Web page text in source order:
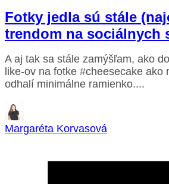
Fotky jedla sú stále
trendom na sociálnych
A aj tak sa stále zamýšľam, ako
like-ov na fotke #cheesecake ako
odhalí minimálne ramienko....
Margaréta Korvasová